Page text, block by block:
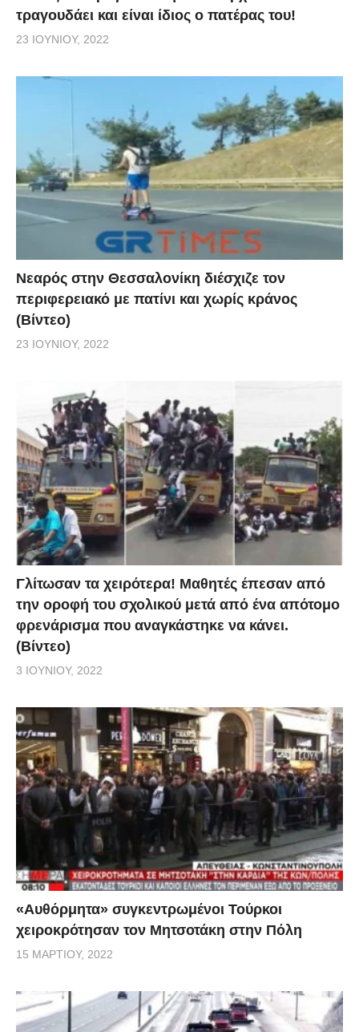
τραγουδάει και είναι ίδιος ο πατέρας του!
23 ΙΟΥΝΊΟΥ, 2022
Νεαρός στην Θεσσαλονίκη διέσχιζε τον
περιφερειακό με πατίνι και χωρίς κράνος
(Βίντεο)
23 ΙΟΥΝΊΟΥ, 2022
Γλίτωσαν τα χειρότερα! Μαθητές έπεσαν από
την οροφή του σχολικού μετά από ένα απότομο
φρενάρισμα που αναγκάστηκε να κάνει.
(Βίντεο)
3 ΙΟΥΝΊΟΥ, 2022
«Αυθόρμητα» συγκεντρωμένοι Τούρκοι
χειροκρότησαν τον Μητσοτάκη στην Πόλη
15 ΜΑΡΤΊΟΥ, 2022